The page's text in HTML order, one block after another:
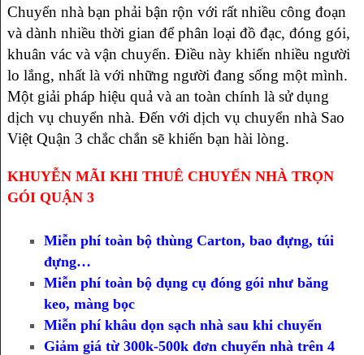
Chuyển nhà bạn phải bận rộn với rất nhiều công đoạn
và dành nhiều thời gian để phân loại đồ đạc, đóng gói,
khuân vác và vận chuyển. Điều này khiến nhiều người
lo lắng, nhất là với những người đang sống một mình.
Một giải pháp hiệu quả và an toàn chính là sử dụng
dịch vụ chuyển nhà. Đến với dịch vụ chuyển nhà Sao
Việt Quận 3 chắc chắn sẽ khiến bạn hài lòng.
KHUYỄN MÃI KHI THUÊ CHUYỂN NHÀ TRỌN
GÓI QUẬN 3
Miễn phí toàn bộ thùng Carton, bao đựng, túi
đựng…
Miễn phí toàn bộ dụng cụ đóng gói như băng
keo, màng bọc
Miễn phí khâu dọn sạch nhà sau khi chuyển
Giảm giá từ 300k-500k đơn chuyển nhà trên 4